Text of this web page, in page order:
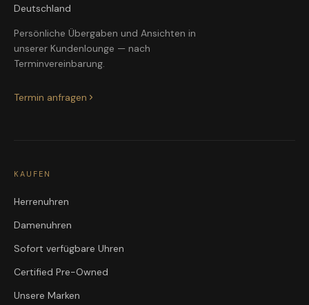
Deutschland
Persönliche Übergaben und Ansichten in
unserer Kundenlounge — nach
Terminvereinbarung.
Termin anfragen
KAUFEN
Herrenuhren
Damenuhren
Sofort verfügbare Uhren
Certified Pre-Owned
Unsere Marken